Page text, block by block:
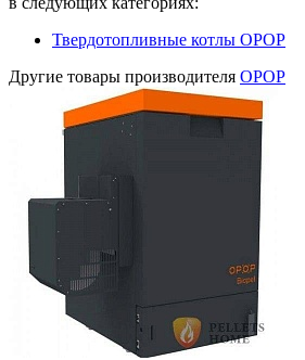
Твердотопливные котлы OPOP
Другие товары производителя OPOP